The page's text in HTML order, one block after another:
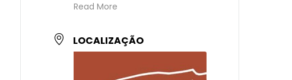
Read More
LOCALIZAÇÃO